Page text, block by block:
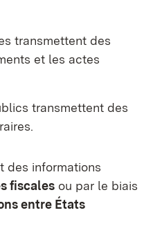
transmettent des
et les actes
transmettent des
des informations
fiscales ou par le biais
entre États